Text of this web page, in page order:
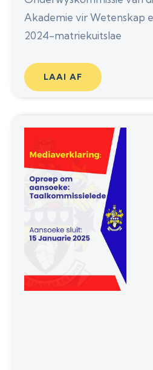
Akademie vir Wetenskap
2024-matriekuitslae
LAAI AF